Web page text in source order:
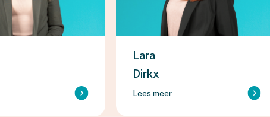
Lara
Dirkx
Lees meer